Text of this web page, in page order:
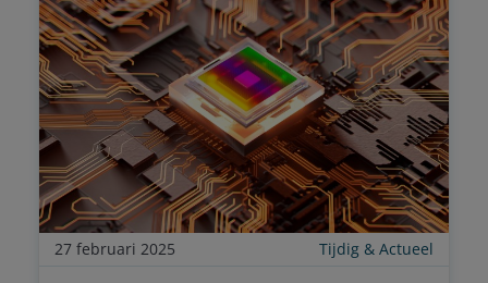
27 februari 2025 Tijdig & Actueel